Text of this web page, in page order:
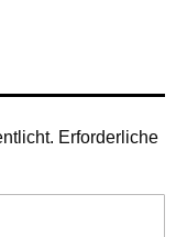
Erforderliche